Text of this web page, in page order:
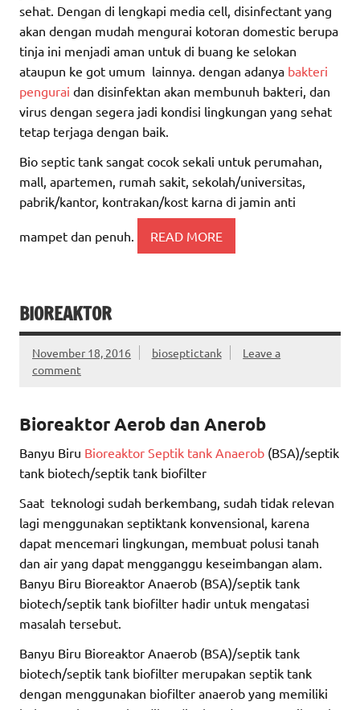
sehat. Dengan di lengkapi media cell, disinfectant yang
akan dengan mudah mengurai kotoran domestic berupa
tinja ini menjadi aman untuk di buang ke selokan
ataupun ke got umum lainnya. dengan adanya bakteri
pengurai dan disinfektan akan membunuh bakteri, dan
virus dengan segera jadi kondisi lingkungan yang sehat
tetap terjaga dengan baik.
Bio septic tank sangat cocok sekali untuk perumahan,
mall, apartemen, rumah sakit, sekolah/universitas,
pabrik/kantor, kontrakan/kost karna di jamin anti
mampet dan penuh. READ MORE
BIOREAKTOR
November 18, 2016 bioseptictank
Leave a
comment
BioreaktorAerob dan Anerob
Banyu Biru Bioreaktor Septik tank Anaerob (BSA)/septik
tank biotech/septik tank biofilter
Saat teknologi sudah berkembang, sudah tidak relevan
lagi menggunakan septiktank konvensional, karena
dapat mencemari lingkungan, membuat polusi tanah
dan air yang dapat mengganggu keseimbangan alam.
Banyu Biru Bioreaktor Anaerob (BSA)/septik tank
biotech/septik tank biofilter hadir untuk mengatasi
masalah tersebut.
Banyu Biru Bioreaktor Anaerob (BSA)/septik tank
biotech/septik tank biofilter merupakan septik tank
dengan menggunakan biofilter anaerob yang memiliki